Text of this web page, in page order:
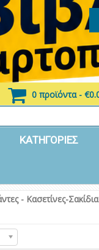
0 προϊόντα -
ΚΑΤΗΓΟΡΙΕΣ
- Κασετίνες-Σακίδια